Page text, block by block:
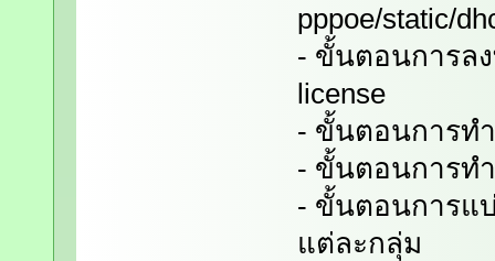
pppoe/static/
- ขั้นตอนการลง
license
- ขั้นตอนการท
- ขั้นตอนการทำ
- ขั้นตอนการแ
แต่ละกลุ่ม